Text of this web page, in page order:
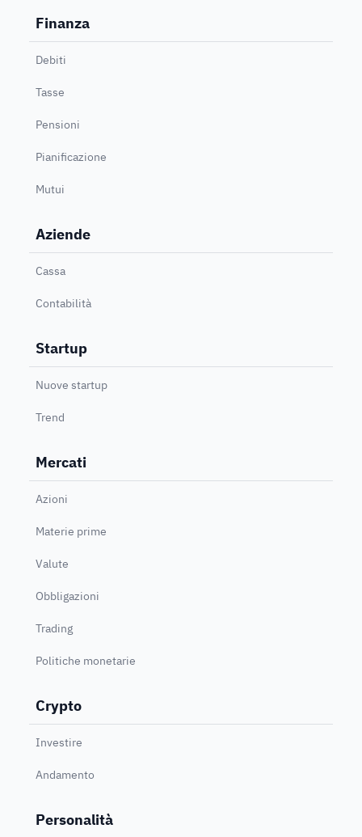
Finanza
Debiti
Tasse
Pensioni
Pianificazione
Mutui
Aziende
Cassa
Contabilità
Startup
Nuove startup
Trend
Mercati
Azioni
Materie prime
Valute
Obbligazioni
Trading
Politiche monetarie
Crypto
Investire
Andamento
Personalità